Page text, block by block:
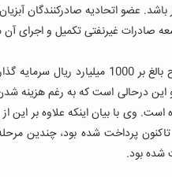
عضو اتحادیه صادرکنندگان
صادرات غیرنفتی تکمیل و
بوده و این درحالی است که به رغم
وی با بیان اینکه علاوه بر این
پرداخت شده بود، چندین
شده بود.